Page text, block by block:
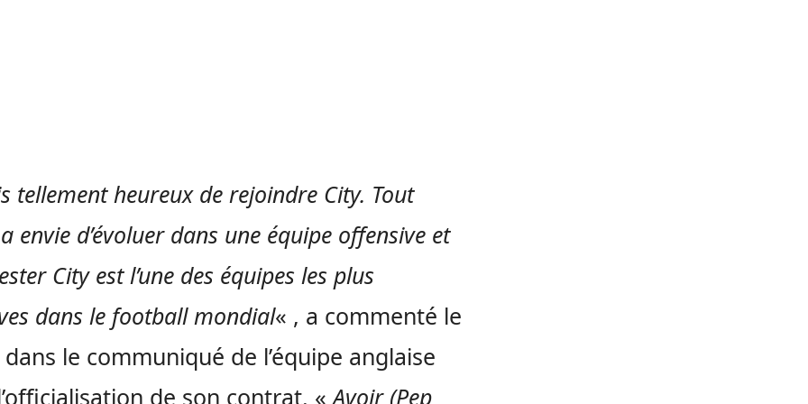
tellement heureux de rejoindre City. Tout
envie d’évoluer dans une équipe offensive et
City est l’une des équipes les plus
dans le football mondial« , a commenté le
le communiqué de l’équipe anglaise
de son contrat. «Avoir (Pep